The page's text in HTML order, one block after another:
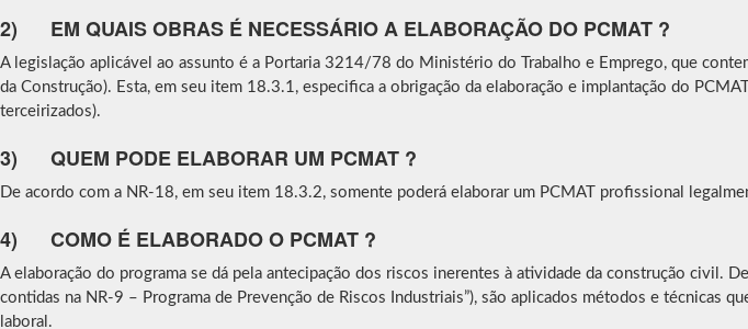
2) EM QUAIS OBRAS É NECESSÁRIO A ELABORAÇÃO DO PCMAT ?
A legislação aplicável ao assunto é a Portaria 3214/78 do Ministério do Trabalho e Emprego, que
da Construção). Esta, em seu item 18.3.1, especifica a obrigação da elaboração e implantação do
terceirizados).
3) QUEM PODE ELABORAR UM PCMAT ?
De acordo com a NR-18, em seu item 18.3.2, somente poderá elaborar um PCMAT profissional
4) COMO É ELABORADO O PCMAT ?
A elaboração do programa se dá pela antecipação dos riscos inerentes à atividade da construção civil.
contidas na NR-9 – Programa de Prevenção de Riscos Industriais”), são aplicados métodos e
laboral.